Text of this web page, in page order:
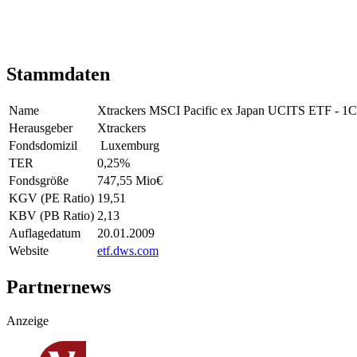
Stammdaten
Name
Xtrackers MSCI Pacific ex Japan UCITS ETF -
Herausgeber
Xtrackers
Fondsdomizil
Luxemburg
TER
0,25%
Fondsgröße
747,55 Mio€
KGV (PE Ratio) 19,51
KBV (PB Ratio) 2,13
Auflagedatum
20.01.2009
Website
etf.dws.com
Partnernews
Anzeige